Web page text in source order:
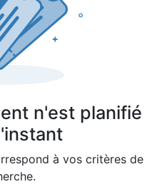
n'est planifié
à vos critères de